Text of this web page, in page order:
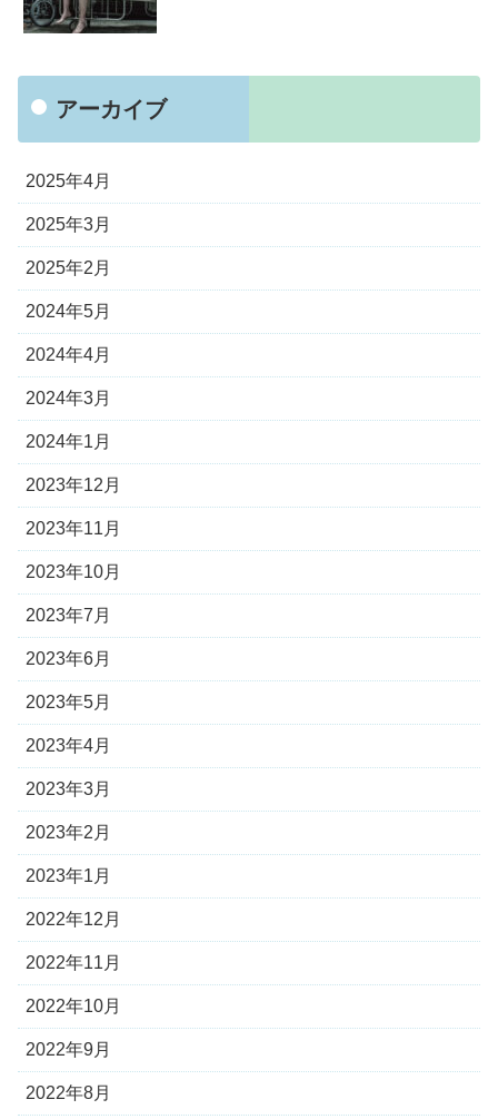
アーカイブ
2025年4月
2025年3月
2025年2月
2024年5月
2024年4月
2024年3月
2024年1月
2023年12月
2023年11月
2023年10月
2023年7月
2023年6月
2023年5月
2023年4月
2023年3月
2023年2月
2023年1月
2022年12月
2022年11月
2022年10月
2022年9月
2022年8月